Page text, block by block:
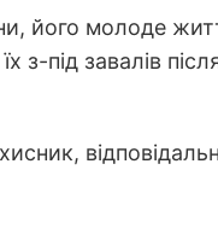
його молоде
під завалів